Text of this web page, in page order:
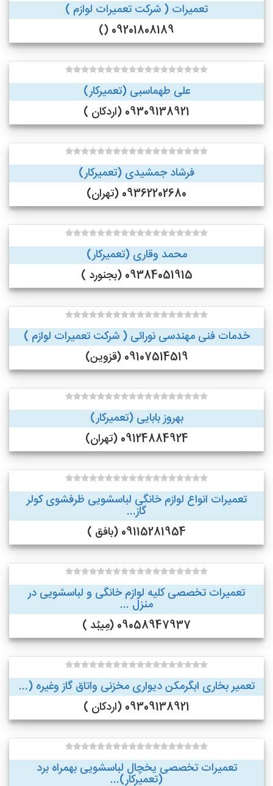
تعمیرات ( شرکت تعمیرات لوازم )
09201808189 ()
علی طهماسبی (تعمیرکار)
09309138921 (اردکان )
فرشاد جمشیدی (تعمیرکار)
09362202680 (تهران)
محمد وقاری (تعمیرکار)
09384051915 (بجنورد )
خدمات فنی مهندسی نورائی ( شرکت تعمیرات لوازم )
09107514519 (قزوین)
بهروز بابایی (تعمیرکار)
09124884924 (تهران)
تعمیرات انواع لوازم خانگی لباسشویی ظرفشوی کولر
گاز...
09115281954 (بافق )
تعمیرات تخصصی کلیه لوازم خانگی و لباسشویی در
منزل ...
09058947937 (مِیبُد )
تعمیر بخاری ابگرمکن دیواری مخزنی واتاق گاز وغیره (...
09309138921 (اردکان )
تعمیرات تخصصی یخچال لباسشویی بهمراه برد
(تعمیرکار)...